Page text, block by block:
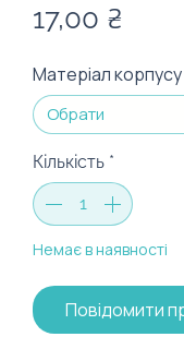
17,00 ₴
Матеріал корпусу
Кількість *
Немає в наявності
Повідомити